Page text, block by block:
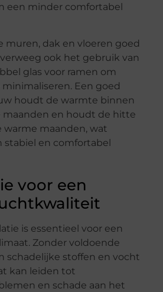
een minder comfortabel
muren, dak en vloeren goed
ook het gebruik van
glas voor ramen om
Een goed
houdt de warmte binnen
maanden en houdt de hitte
maanden, wat
stabiel en comfortabel
voor een
is essentieel voor een
Zonder voldoende
schadelijke stoffen en vocht
kan leiden tot
en schade aan het